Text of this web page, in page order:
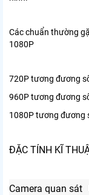
Các chuẩn thường
1080P
720P tương đương
960P tương đương
1080P tương đương
ĐẶC TÍNH KĨ
Camera quan sát